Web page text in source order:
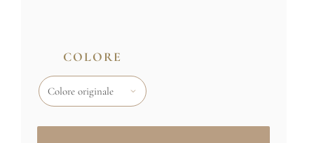
COLORE